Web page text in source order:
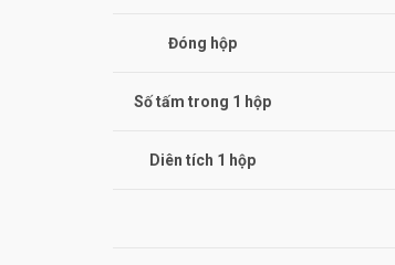
Đóng hộp
Số tấm trong 1 hộp
Diên tích 1 hộp